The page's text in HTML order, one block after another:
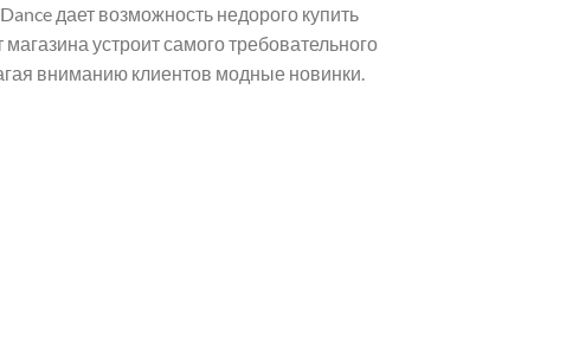
дает возможность недорого купить
устроит самого требовательного
вниманию клиентов модные новинки.